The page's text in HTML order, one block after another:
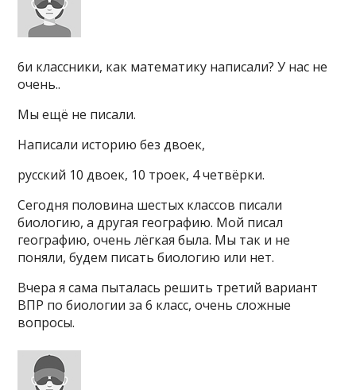
6и классники, как математику написали? У нас не
очень..
Мы ещё не писали.
Написали историю без двоек,
русский 10 двоек, 10 троек, 4 четвёрки.
Сегодня половина шестых классов писали
биологию, а другая географию. Мой писал
географию, очень лёгкая была. Мы так и не
поняли, будем писать биологию или нет.
Вчера я сама пыталась решить третий вариант
ВПР по биологии за 6 класс, очень сложные
вопросы.